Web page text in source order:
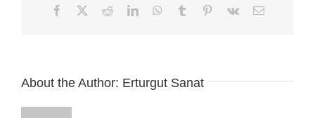
Facebook RedditLinkedInWhatsApp
Tumblr Pinterest
Vk
E-
About the Author: Erturgut Sanat